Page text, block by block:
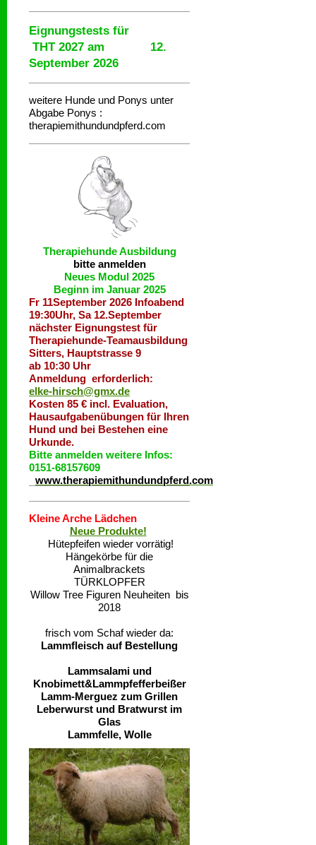
Eignungstests für
THT 2027 am 12.
September 2026
weitere Hunde und Ponys unter
Abgabe Ponys :
therapiemithundundpferd.com
Therapiehunde Ausbildung
bitte anmelden
Neues Modul 2025
Beginn im Januar 2025
Fr 11September 2026 Infoabend
19:30Uhr, Sa 12.September
nächster Eignungstest für
Therapiehunde-Teamausbildung
Sitters, Hauptstrasse 9
ab 10:30 Uhr
Anmeldung erforderlich:
elke-hirsch@gmx.de
Kosten 85 € incl. Evaluation,
Hausaufgabenübungen für Ihren
Hund und bei Bestehen eine
Urkunde.
Bitte anmelden weitere Infos:
0151-68157609
www.therapiemithundundpferd.com
Kleine Arche Lädchen
Neue Produkte!
Hütepfeifen wieder vorrätig!
Hängekörbe für die
Animalbrackets
TÜRKLOPFER
Willow Tree Figuren Neuheiten bis
2018
frisch vom Schaf wieder da:
Lammfleisch auf Bestellung
Lammsalami und
Knobimett&Lammpfefferbeißer
Lamm-Merguez zum Grillen
Leberwurst und Bratwurst im
Glas
Lammfelle, Wolle